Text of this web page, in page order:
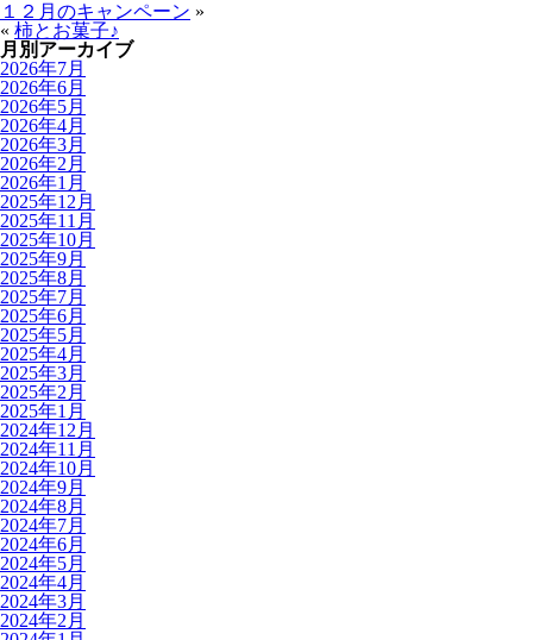
１２月のキャンペーン »
« 柿とお菓子♪
月別アーカイブ
2026年7月
2026年6月
2026年5月
2026年4月
2026年3月
2026年2月
2026年1月
2025年12月
2025年11月
2025年10月
2025年9月
2025年8月
2025年7月
2025年6月
2025年5月
2025年4月
2025年3月
2025年2月
2025年1月
2024年12月
2024年11月
2024年10月
2024年9月
2024年8月
2024年7月
2024年6月
2024年5月
2024年4月
2024年3月
2024年2月